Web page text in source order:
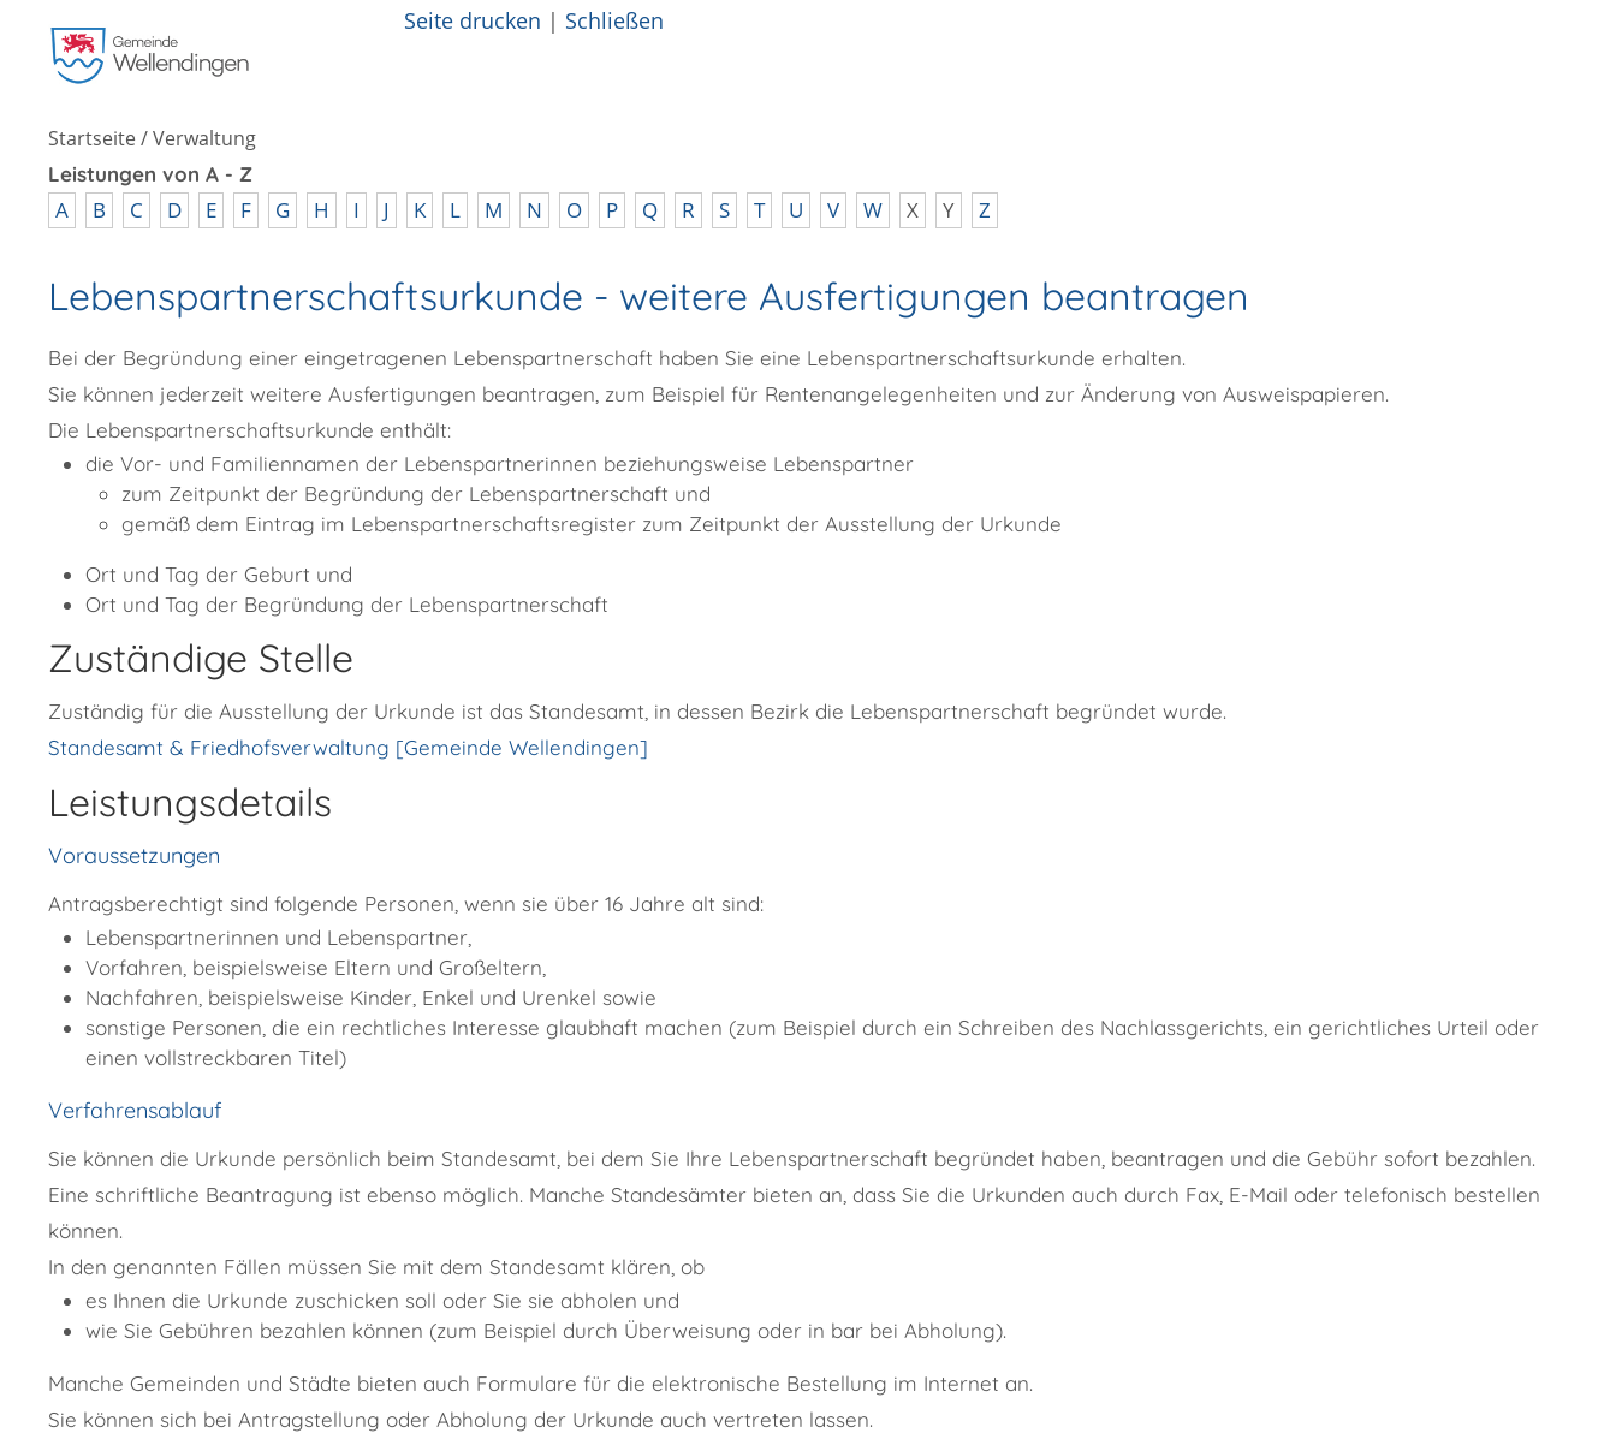
Seite drucken | Schließen
Startseite/Verwaltung
Leistungen von A - Z
A B C D E F G H I J K L M N O P Q R S T U V W X Y Z
Lebenspartnerschaftsurkunde - weitere Ausfertigungen beantragen
Bei der Begründung einer eingetragenen Lebenspartnerschaft haben Sie eine Lebenspartnerschaftsurkunde erhalten.
Sie können jederzeit weitere Ausfertigungen beantragen, zum Beispiel für Rentenangelegenheiten und zur Änderung von Ausweispapieren.
Die Lebenspartnerschaftsurkunde enthält:
die Vor- und Familiennamen der Lebenspartnerinnen beziehungsweise Lebenspartner
zum Zeitpunkt der Begründung der Lebenspartnerschaft und
gemäß dem Eintrag im Lebenspartnerschaftsregister zum Zeitpunkt der Ausstellung der Urkunde
Ort und Tag der Geburt und
Ort und Tag der Begründung der Lebenspartnerschaft
Zuständige Stelle
Zuständig für die Ausstellung der Urkunde ist das Standesamt, in dessen Bezirk die Lebenspartnerschaft begründet wurde.
Standesamt & Friedhofsverwaltung [Gemeinde Wellendingen]
Leistungsdetails
Voraussetzungen
Antragsberechtigt sind folgende Personen, wenn sie über 16 Jahre alt sind:
Lebenspartnerinnen und Lebenspartner,
Vorfahren, beispielsweise Eltern und Großeltern,
Nachfahren, beispielsweise Kinder, Enkel und Urenkel sowie
sonstige Personen, die ein rechtliches Interesse glaubhaft machen (zum Beispiel durch ein Schreiben des Nachlassgerichts, ein gerichtliches Urteil oder
einen vollstreckbaren Titel)
Verfahrensablauf
Sie können die Urkunde persönlich beim Standesamt, bei dem Sie Ihre Lebenspartnerschaft begründet haben, beantragen und die Gebühr sofort bezahlen.
Eine schriftliche Beantragung ist ebenso möglich. Manche Standesämter bieten an, dass Sie die Urkunden auch durch Fax, E-Mail oder telefonisch bestellen
können.
In den genannten Fällen müssen Sie mit dem Standesamt klären, ob
es Ihnen die Urkunde zuschicken soll oder Sie sie abholen und
wie Sie Gebühren bezahlen können (zum Beispiel durch Überweisung oder in bar bei Abholung).
Manche Gemeinden und Städte bieten auch Formulare für die elektronische Bestellung im Internet an.
Sie können sich bei Antragstellung oder Abholung der Urkunde auch vertreten lassen.